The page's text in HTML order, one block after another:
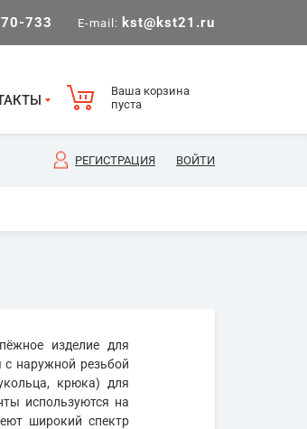
733 E-mail: kst@kst21.ru
Ваша корзина
пуста
РЕГИСТРАЦИЯ ВОЙТИ
изделие для
наружной резьбой
крюка) для
используются на
широкий спектр